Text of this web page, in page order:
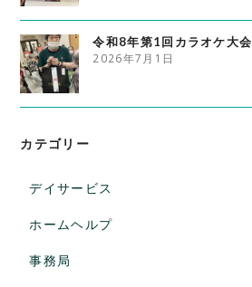
令和8年第1回カラオケ大会
2026年7月1日
カテゴリー
デイサービス
ホームヘルプ
事務局